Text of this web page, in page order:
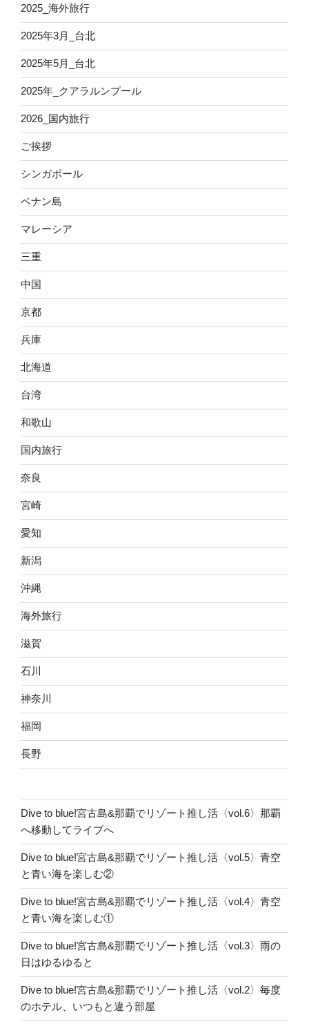
2025_海外旅行
2025年3月_台北
2025年5月_台北
2025年_クアラルンプール
2026_国内旅行
ご挨拶
シンガポール
ペナン島
マレーシア
三重
中国
京都
兵庫
北海道
台湾
和歌山
国内旅行
奈良
宮崎
愛知
新潟
沖縄
海外旅行
滋賀
石川
神奈川
福岡
長野
Dive to blue!宮古島&那覇でリゾート推し活〈vol.6〉那覇
へ移動してライブへ
Dive to blue!宮古島&那覇でリゾート推し活〈vol.5〉青空
と青い海を楽しむ②
Dive to blue!宮古島&那覇でリゾート推し活〈vol.4〉青空
と青い海を楽しむ①
Dive to blue!宮古島&那覇でリゾート推し活〈vol.3〉雨の
日はゆるゆると
Dive to blue!宮古島&那覇でリゾート推し活〈vol.2〉毎度
のホテル、いつもと違う部屋